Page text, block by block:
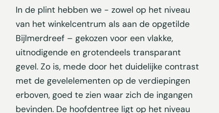
In de plint hebben we - zowel op het niveau
van het winkelcentrum als aan de opgetilde
Bijlmerdreef – gekozen voor een vlakke,
uitnodigende en grotendeels transparant
gevel. Zo is, mede door het duidelijke contrast
met de gevelelementen op de verdiepingen
erboven, goed te zien waar zich de ingangen
bevinden. De hoofdentree ligt op het niveau